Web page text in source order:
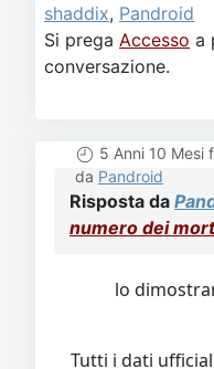
shaddix, Pandroid
Si prega Accesso a
conversazione.
5 Anni 10 Mesi
da Pandroid
Risposta da
numero dei
lo
Tutti i dati